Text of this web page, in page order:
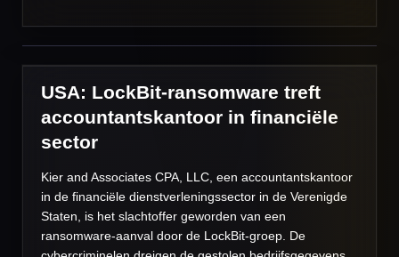
USA: LockBit-ransomware treft
accountantskantoor in financiële
sector
Kier and Associates CPA, LLC, een accountantskantoor
in de financiële dienstverleningssector in de Verenigde
Staten, is het slachtoffer geworden van een
ransomware-aanval door de LockBit-groep. De